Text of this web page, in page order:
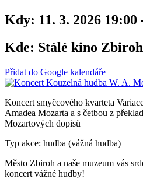
Kdy: 11. 3. 2026 19:00
Kde: Stálé kino Zbiroh
Přidat do Google kalendáře
Koncert smyčcového kvarteta
Amadea Mozarta a s četbou z
Mozartových dopisů
Typ akce: hudba (vážná hudba)
Město Zbiroh a naše muzeum vás
koncert vážné hudby!